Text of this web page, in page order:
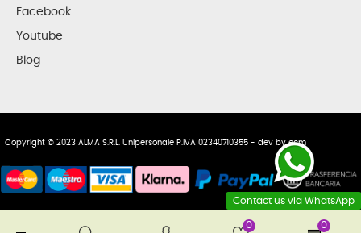
0 0
Facebook
Youtube
Blog
Contact us via WhatsApp
Copyright © 2023 ALMA S.R.L. Unipersonale P.IVA 02340710355 - dev byecm